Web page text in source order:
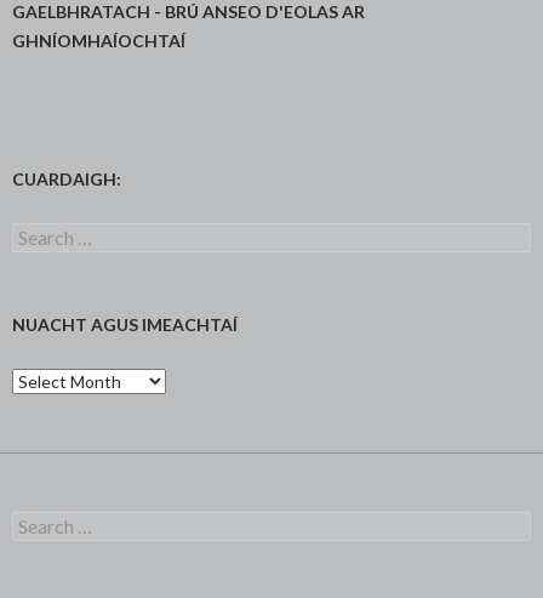
GAELBHRATACH - BRÚ ANSEO D'EOLAS AR
GHNÍOMHAÍOCHTAÍ
CUARDAIGH:
Search
NUACHT AGUS IMEACHTAÍ
Nuacht
agus
Search